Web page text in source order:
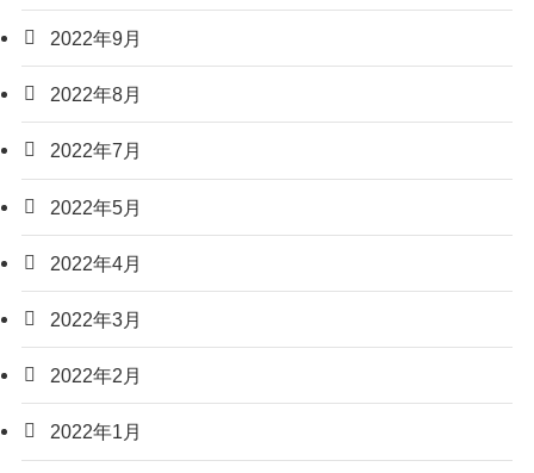
2022年9月
2022年8月
2022年7月
2022年5月
2022年4月
2022年3月
2022年2月
2022年1月